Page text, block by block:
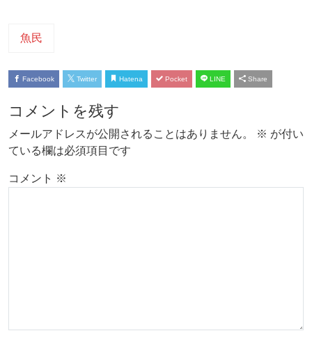
魚民
Facebook Twitter Hatena Pocket LINE Share
コメントを残す
メールアドレスが公開されることはありません。 ※ が付い
ている欄は必須項目です
コメント ※